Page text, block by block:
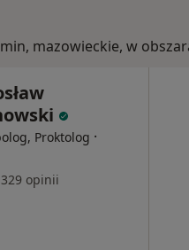
mazowieckie, w
Proktolog ·
opinii